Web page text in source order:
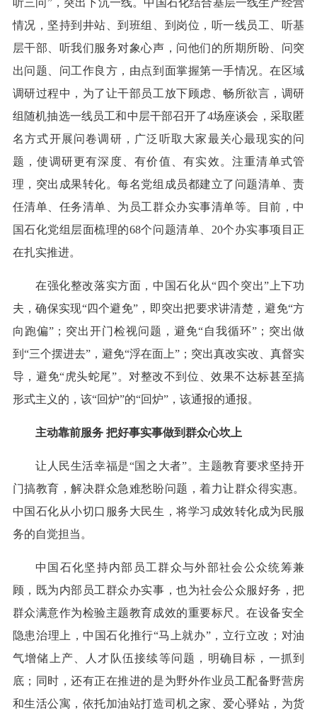
听三问”，突出下沉一线。中国石化结合基层一线生产经营
情况，坚持到井站、到班组、到岗位，听一线员工、听基
层干部、听我们服务对象心声，问他们的所期所盼、问突
出问题、问工作良方，由点到面掌握第一手情况。在区域
调研过程中，为了让干部员工放下顾虑、畅所欲言，调研
组随机抽选一线员工和中层干部召开了4场座谈会，采取匿
名方式开展问卷调研，广泛听取大家最关心最现实的问
题，使调研更有深度、有价值、有实效。注重清单式管
理，突出成果转化。每名党组成员都建立了问题清单、责
任清单、任务清单、为员工群众办实事清单等。目前，中
国石化党组层面梳理的68个问题清单、20个办实事项目正
在扎实推进。
在强化整改落实方面，中国石化从“四个突出”上下功
夫，确保实现“四个避免”，即突出把要求讲清楚，避免“方
向跑偏”；突出开门检视问题，避免“自我循环”；突出做
到“三个摆进去”，避免“浮在面上”；突出真改实改、真督实
导，避免“虎头蛇尾”。对整改不到位、效果不达标甚至搞
形式主义的，该“回炉”的“回炉”，该通报的通报。
主动靠前服务 把好事实事做到群众心坎上
让人民生活幸福是“国之大者”。主题教育要求坚持开
门搞教育，解决群众急难愁盼问题，着力让群众得实惠。
中国石化从小切口服务大民生，将学习成效转化成为民服
务的自觉担当。
中国石化坚持内部员工群众与外部社会公众统筹兼
顾，既为内部员工群众办实事，也为社会公众服好务，把
群众满意作为检验主题教育成效的重要标尺。在设备安全
隐患治理上，中国石化推行“马上就办”，立行立改；对油
气增储上产、人才队伍接续等问题，明确目标，一抓到
底；同时，还有正在推进的是为野外作业员工配备野营房
和生活公寓，依托加油站打造司机之家、爱心驿站，为货